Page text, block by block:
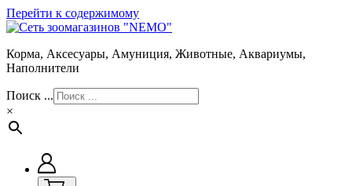
Перейти к содержимому
Корма, Аксесуары, Амуниция, Животные, Аквариумы,
Наполнители
Поиск ...
×